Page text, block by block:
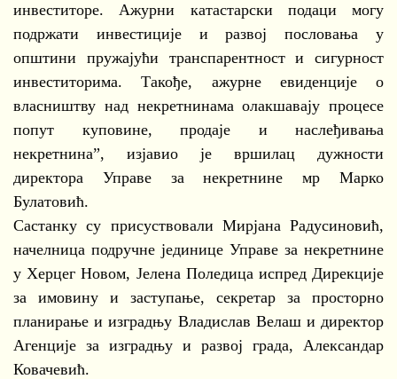
инвеститоре. Ажурни катастарски подаци могу
подржати инвестиције и развој пословања у
општини пружајући транспарентност и сигурност
инвеститорима. Такође, ажурне евиденције о
власништву над некретнинама олакшавају процесе
попут куповине, продаје и наслеђивања
некретнина”, изјавио је вршилац дужности
директора Управе за некретнине мр Марко
Булатовић.
Састанку су присуствовали Мирјана Радусиновић,
начелница подручне јединице Управе за некретнине
у Херцег Новом, Јелена Поледица испред Дирекције
за имовину и заступање, секретар за просторно
планирање и изградњу Владислав Велаш и директор
Агенције за изградњу и развој града, Александар
Ковачевић.